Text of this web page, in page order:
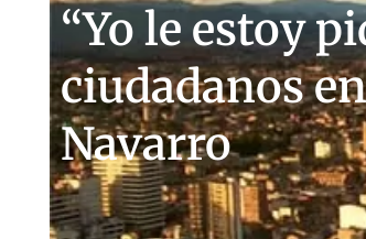
“Yo le estoy
ciudadanos
Navarro